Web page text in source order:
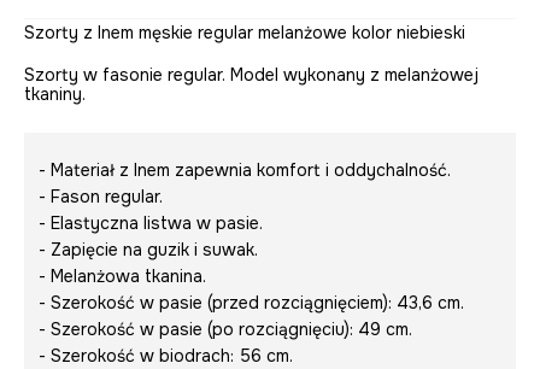
Szorty z lnem męskie regular melanżowe kolor niebieski
Szorty w fasonie regular. Model wykonany z melanżowej
tkaniny.
- Materiał z lnem zapewnia komfort i oddychalność.
- Fason regular.
- Elastyczna listwa w pasie.
- Zapięcie na guzik i suwak.
- Melanżowa tkanina.
- Szerokość w pasie (przed rozciągnięciem): 43,6 cm.
- Szerokość w pasie (po rozciągnięciu): 49 cm.
- Szerokość w biodrach: 56 cm.